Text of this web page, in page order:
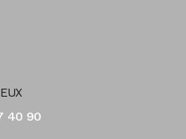
40 90